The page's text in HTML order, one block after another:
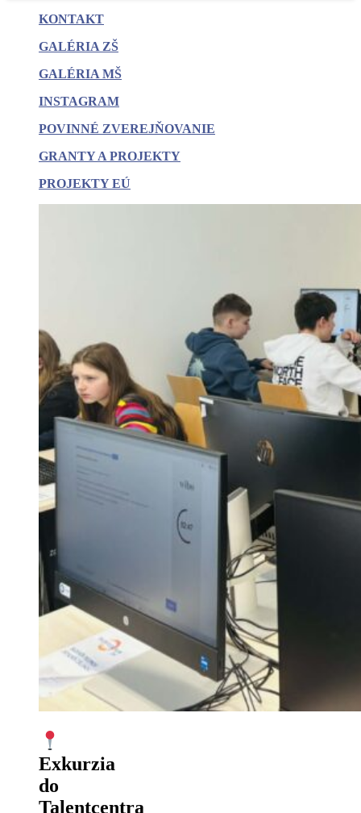
KONTAKT
GALÉRIA ZŠ
GALÉRIA MŠ
INSTAGRAM
POVINNÉ ZVEREJŇOVANIE
GRANTY A PROJEKTY
PROJEKTY EÚ
Exkurzia
do
Talentcentra